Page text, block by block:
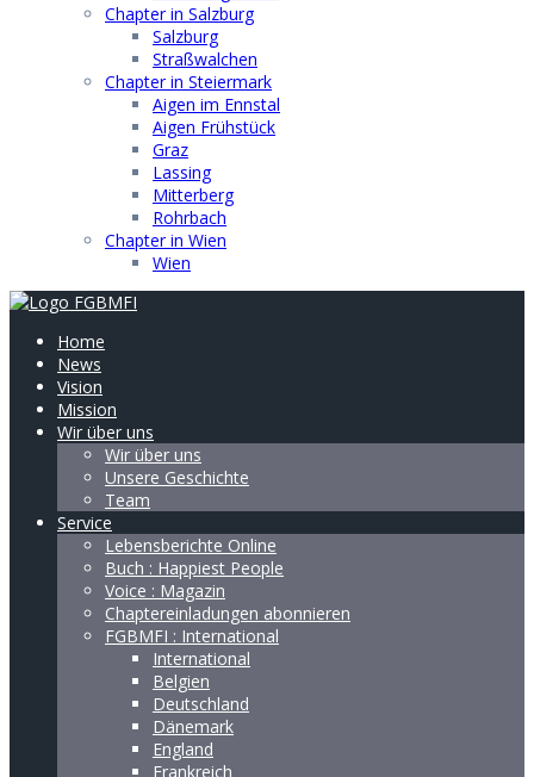
Chapter in Salzburg
Salzburg
Straßwalchen
Chapter in Steiermark
Aigen im Ennstal
Aigen Frühstück
Graz
Lassing
Mitterberg
Rohrbach
Chapter in Wien
Wien
Home
News
Vision
Mission
Wir über uns
Wir über uns
Unsere Geschichte
Team
Service
Lebensberichte Online
Buch : Happiest People
Voice : Magazin
Chaptereinladungen abonnieren
FGBMFI : International
International
Belgien
Deutschland
Dänemark
England
Frankreich